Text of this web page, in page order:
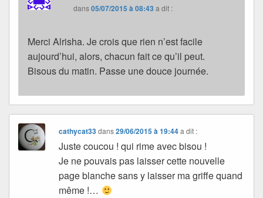
dans05/07/2015 à 08:43 a dit :
Merci Alrisha. Je crois que rien n’est facile
aujourd’hui, alors, chacun fait ce qu’il peut.
Bisous du matin. Passe une douce journée.
cathycat33dans29/06/2015 à 19:44 a dit :
Juste coucou ! qui rime avec bisou !
Je ne pouvais pas laisser cette nouvelle
page blanche sans y laisser ma griffe quand
même !…